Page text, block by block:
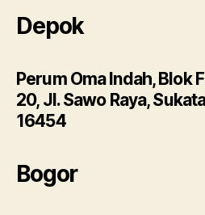
Depok
Perum Oma Indah, Blok
20, Jl. Sawo Raya,
16454
Bogor